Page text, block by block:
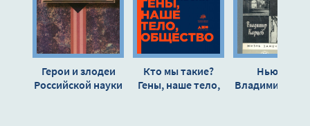
Ýíåðãèÿ íàøèõ ìûñëåé
Ýíåðãèÿ íàøèõ ìûñëåé
Ýíåðãèÿ íàøèõ ìûñëåé
Ýíåðãèÿ íàøèõ ìûñëåé
Герои и злодеи
Российской науки
Кто мы такие?
Гены, наше тело,
Ньютон -
Владимир